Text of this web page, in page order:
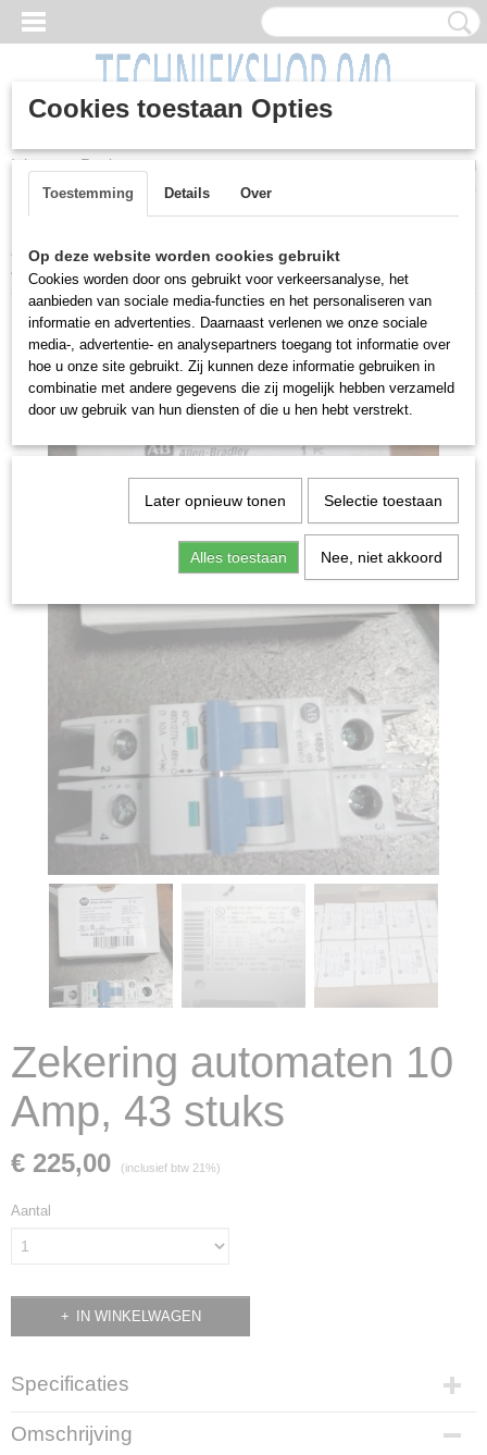
Inloggen Registreren
Home >Overig>Elektra / Kabels>Zekering automaten 10 Amp,
43 stuks
Zekering automaten 10
Amp, 43 stuks
€ 225,00 (inclusief btw 21%)
Aantal
IN WINKELWAGEN
Specificaties
Productcode
2160
Omschrijving
Cookies toestaan Opties
Toestemming Details Over
Op deze website worden cookies gebruikt
Cookies worden door ons gebruikt voor verkeersanalyse, het
aanbieden van sociale media-functies en het personaliseren van
informatie en advertenties. Daarnaast verlenen we onze sociale
media-, advertentie- en analysepartners toegang tot informatie over
hoe u onze site gebruikt. Zij kunnen deze informatie gebruiken in
combinatie met andere gegevens die zij mogelijk hebben verzameld
door uw gebruik van hun diensten of die u hen hebt verstrekt.
Later opnieuw tonen Selectie toestaan
Alles toestaan Nee, niet akkoord